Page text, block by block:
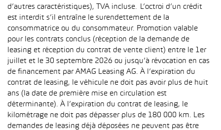
d’autres caractéristiques), TVA incluse. L’octroi d’un crédit
est interdit s’il entraîne le surendettement de la
consommatrice ou du consommateur. Promotion valable
pour les contrats conclus (réception de la demande de
leasing et réception du contrat de vente client) entre le 1er
juillet et le 30 septembre 2026 ou jusqu’à révocation en cas
de financement par AMAG Leasing AG. À l’expiration du
contrat de leasing, le véhicule ne doit pas avoir plus de huit
ans (la date de première mise en circulation est
déterminante). À l’expiration du contrat de leasing, le
kilométrage ne doit pas dépasser plus de 180 000 km. Les
demandes de leasing déjà déposées ne peuvent pas être